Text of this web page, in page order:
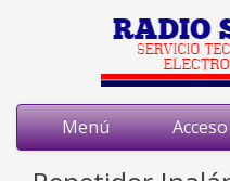
Menú Acceso